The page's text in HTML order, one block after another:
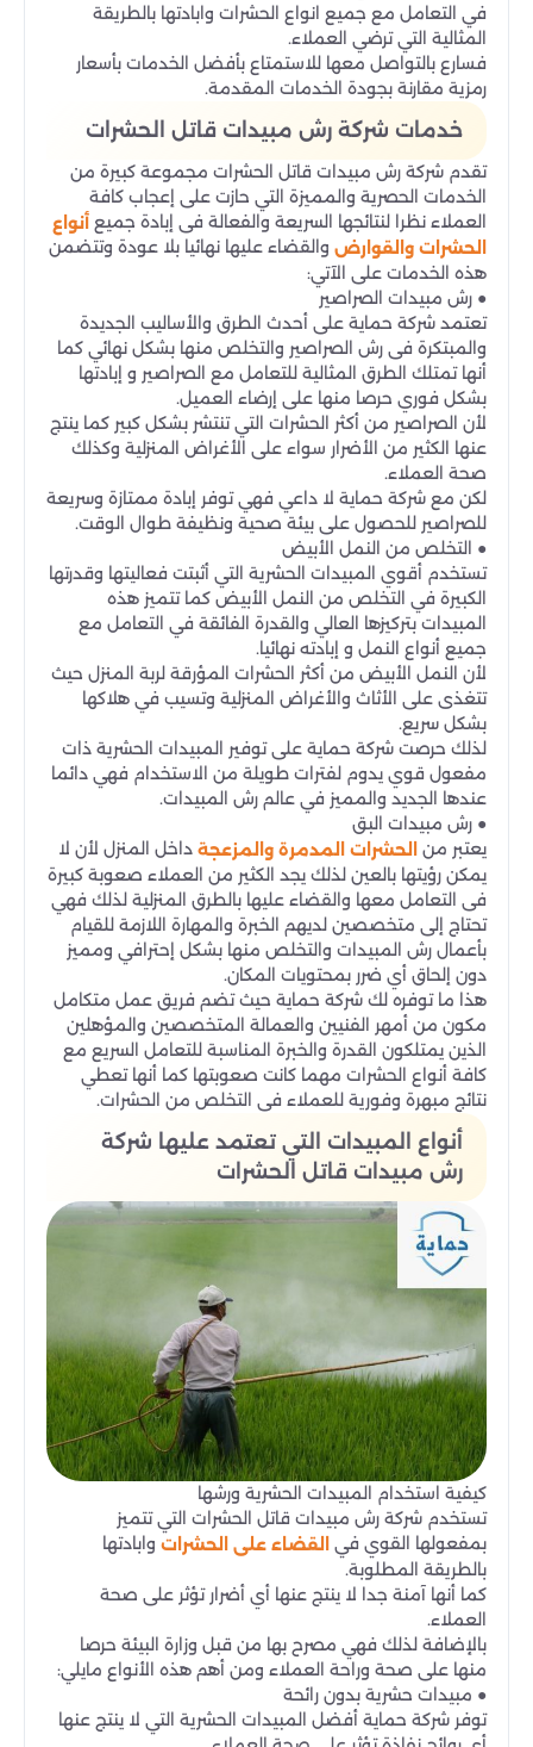
في التعامل مع جميع انواع الحشرات وابادتها بالطريقة
المثالية التي ترضي العملاء.
فسارع بالتواصل معها للاستمتاع بأفضل الخدمات بأسعار
رمزية مقارنة بجودة الخدمات المقدمة.
خدمات شركة رش مبيدات قاتل الحشرات
تقدم شركة رش مبيدات قاتل الحشرات مجموعة كبيرة من
الخدمات الحصرية والمميزة التي حازت على إعجاب كافة
العملاء نظرا لنتائجها السريعة والفعالة فى إبادة جميع أنواع
الحشرات والقوارض والقضاء عليها نهائيا بلا عودة وتتضمن
هذه الخدمات على الآتي:
● رش مبيدات الصراصير
تعتمد شركة حماية على أحدث الطرق والأساليب الجديدة
والمبتكرة فى رش الصراصير والتخلص منها بشكل نهائي كما
أنها تمتلك الطرق المثالية للتعامل مع الصراصير و إبادتها
بشكل فوري حرصا منها على إرضاء العميل.
لأن الصراصير من أكثر الحشرات التي تنتشر بشكل كبير كما ينتج
عنها الكثير من الأضرار سواء على الأغراض المنزلية وكذلك
صحة العملاء.
لكن مع شركة حماية لا داعي فهي توفر إبادة ممتازة وسريعة
للصراصير للحصول على بيئة صحية ونظيفة طوال الوقت.
● التخلص من النمل الأبيض
تستخدم أقوي المبيدات الحشرية التي أثبتت فعاليتها وقدرتها
الكبيرة في التخلص من النمل الأبيض كما تتميز هذه
المبيدات بتركيزها العالي والقدرة الفائقة في التعامل مع
جميع أنواع النمل و إبادته نهائيا.
لأن النمل الأبيض من أكثر الحشرات المؤرقة لربة المنزل حيث
تتغذى على الأثاث والأغراض المنزلية وتسيب في هلاكها
بشكل سريع.
لذلك حرصت شركة حماية على توفير المبيدات الحشرية ذات
مفعول قوي يدوم لفترات طويلة من الاستخدام فهي دائما
عندها الجديد والمميز في عالم رش المبيدات.
● رش مبيدات البق
يعتبر من
الحشرات المدمرة والمزعجة داخل المنزل لأن لا
يمكن رؤيتها بالعين لذلك يجد الكثير من العملاء صعوبة كبيرة
فى التعامل معها والقضاء عليها بالطرق المنزلية لذلك فهي
تحتاج إلى متخصصين لديهم الخبرة والمهارة اللازمة للقيام
بأعمال رش المبيدات والتخلص منها بشكل إحترافي ومميز
دون إلحاق أي ضرر بمحتويات المكان.
هذا ما توفره لك شركة حماية حيث تضم فريق عمل متكامل
مكون من أمهر الفنيين والعمالة المتخصصين والمؤهلين
الذين يمتلكون القدرة والخبرة المناسبة للتعامل السريع مع
كافة أنواع الحشرات مهما كانت صعوبتها كما أنها تعطي
نتائج مبهرة وفورية للعملاء فى التخلص من الحشرات.
أنواع المبيدات التي تعتمد عليها شركة
رش مبيدات قاتل الحشرات
كيفية استخدام المبيدات الحشرية ورشها
تستخدم شركة رش مبيدات قاتل الحشرات التي تتميز
بمفعولها القوي في
القضاء على الحشرات وابادتها
بالطريقة المطلوبة.
كما أنها آمنة جدا لا ينتج عنها أي أضرار تؤثر على صحة
العملاء.
بالإضافة لذلك فهي مصرح بها من قبل وزارة البيئة حرصا
منها على صحة وراحة العملاء ومن أهم هذه الأنواع مايلي:
● مبيدات حشرية بدون رائحة
توفر شركة حماية أفضل المبيدات الحشرية التي لا ينتج عنها